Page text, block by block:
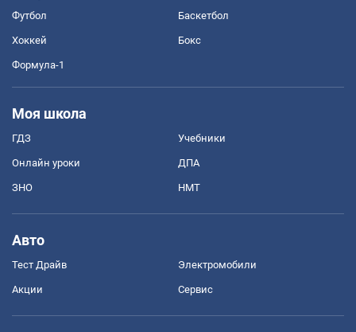
Футбол Баскетбол
Хоккей Бокс
Формула-1
Моя школа
ГДЗ Учебники
Онлайн уроки ДПА
ЗНО НМТ
Авто
Тест Драйв Электромобили
Акции Сервис